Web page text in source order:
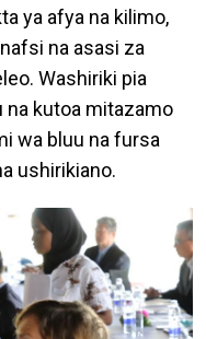
ya afya na kilimo,
na asasi za
Washiriki pia
na kutoa mitazamo
wa bluu na fursa
ushirikiano.